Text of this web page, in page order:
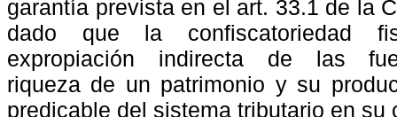
garantía prevista en el art. 33.1 de la
dado
que la confiscatoriedad
expropiación
indirecta de las
riqueza de un patrimonio y su
predicable del sistema tributario en